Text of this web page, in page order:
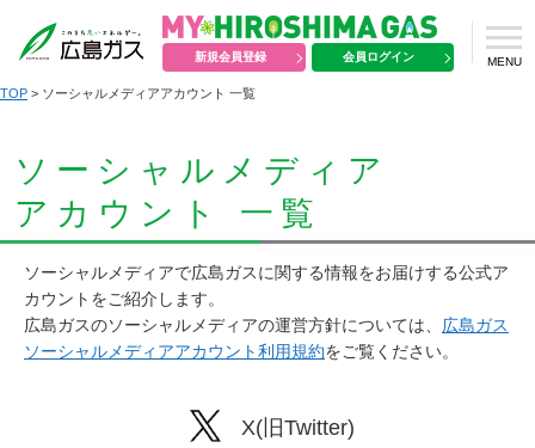
新規会員登録 会員ログイン MENU
TOP > ソーシャルメディアアカウント 一覧
ソーシャルメディア
アカウント 一覧
ソーシャルメディアで広島ガスに関する情報をお届けする公式ア
カウントをご紹介します。
広島ガスのソーシャルメディアの運営方針については、 広島ガス
ソーシャルメディアアカウント利用規約をご覧ください。
X(旧Twitter)